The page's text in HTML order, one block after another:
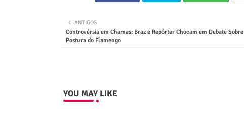
ANTIGOS
Controvérsia em Chamas: Braz e Repórter Chocam em Debate Sobre
Postura do Flamengo
YOU MAY LIKE